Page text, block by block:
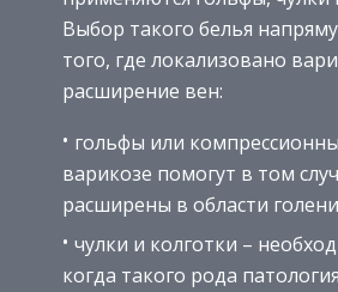
Выбор такого белья
того, где локализовано
расширение вен:
гольфы или
варикозе помогут в том
расширены в области
чулки и колготки –
когда такого рода патология